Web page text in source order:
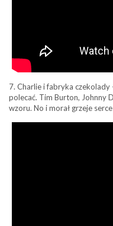
7. Charlie i fabryka
polecać. Tim Burton, Johnny
wzoru. No i morał grzeje serce